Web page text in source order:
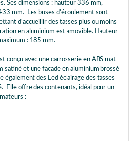
Ses dimensions : hauteur 336 mm,
mm. Les buses d'écoulement sont
d'accueillir des tasses plus ou moins
en aluminium est amovible. Hauteur
: 185 mm.
conçu avec une carrosserie en ABS mat
satiné et une façade en aluminium brossé
également des Led éclairage des tasses
Elle offre des contenants, idéal pour un
: